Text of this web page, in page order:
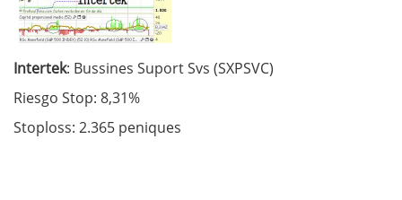
Intertek: Bussines Suport Svs (SXPSVC)
Riesgo Stop: 8,31%
Stoploss: 2.365 peniques